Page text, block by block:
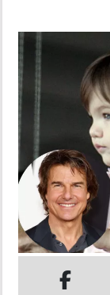
DEPORTES
INSÓLITAS
MULTIMEDIA
IMPRESO